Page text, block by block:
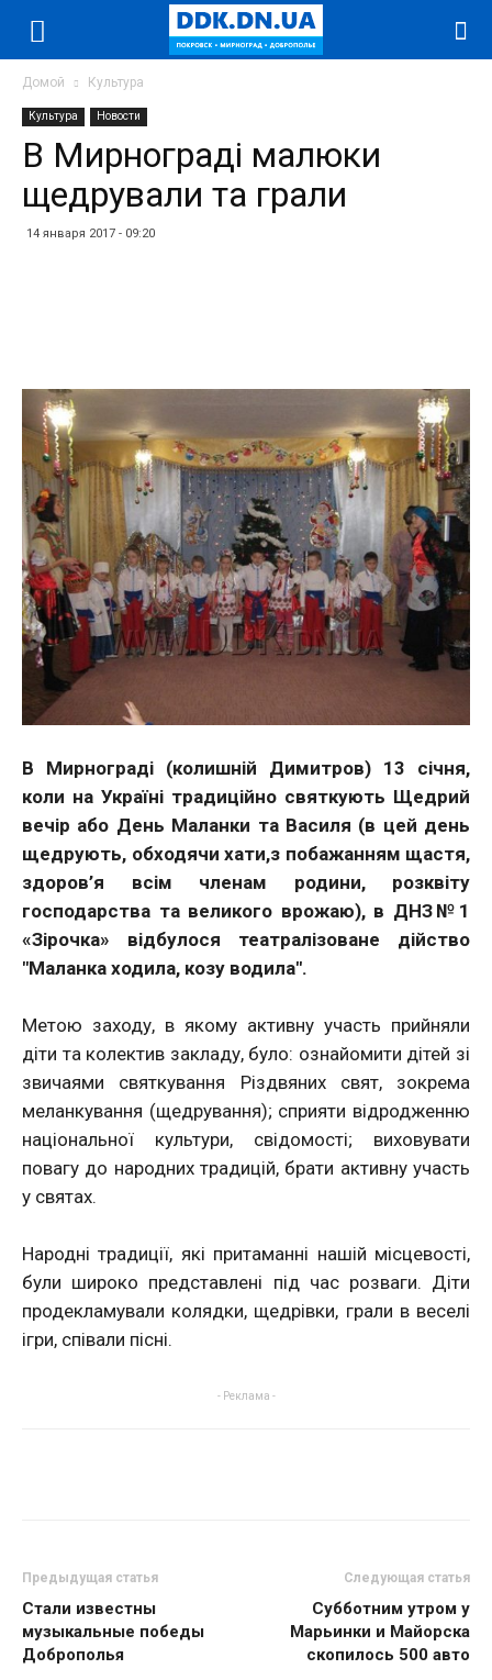
Домой Культура
Культура Новости
В Мирнограді малюки
щедрували та грали
14 января 2017 - 09:20
В Мирнограді (колишній Димитров) 13 січня,
коли на Україні традиційно святкують Щедрий
вечір або День Маланки та Василя (в цей день
щедрують, обходячи хати,з побажанням щастя,
здоров’я всім членам родини, розквіту
господарства та великого врожаю), в ДНЗ№1
«Зірочка» відбулося театралізоване дійство
"Маланка ходила, козу водила".
Метою заходу, в якому активну участь прийняли
діти та колектив закладу, було: ознайомити дітей зі
звичаями святкування Різдвяних свят, зокрема
меланкування (щедрування); сприяти відродженню
національної культури, свідомості; виховувати
повагу до народних традицій, брати активну участь
у святах.
Народні традиції, які притаманні нашій місцевості,
були широко представлені під час розваги. Діти
продекламували колядки, щедрівки, грали в веселі
ігри, співали пісні.
- Реклама -
Предыдущая статья
Стали известны
музыкальные победы
Доброполья
Следующая статья
Субботним утром у
Марьинки и Майорска
скопилось 500 авто